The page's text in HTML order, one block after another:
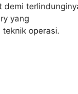
demi
yang
operasi.